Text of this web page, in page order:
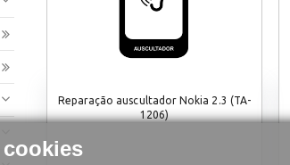
Reparação auscultador Nokia 2.3 (TA-
1206)